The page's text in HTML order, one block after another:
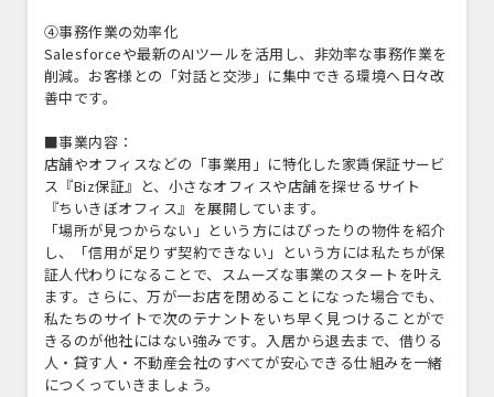
④事務作業の効率化
Salesforceや最新のAIツールを活用し、非効率な事務作業を
削減。お客様との「対話と交渉」に集中できる環境へ日々改
善中です。
■事業内容：
店舗やオフィスなどの「事業用」に特化した家賃保証サービ
ス『Biz保証』と、小さなオフィスや店舗を探せるサイト
『ちいきぼオフィス』を展開しています。
「場所が見つからない」という方にはぴったりの物件を紹介
し、「信用が足りず契約できない」という方には私たちが保
証人代わりになることで、スムーズな事業のスタートを叶え
ます。さらに、万が一お店を閉めることになった場合でも、
私たちのサイトで次のテナントをいち早く見つけることがで
きるのが他社にはない強みです。入居から退去まで、借りる
人・貸す人・不動産会社のすべてが安心できる仕組みを一緒
につくっていきましょう。